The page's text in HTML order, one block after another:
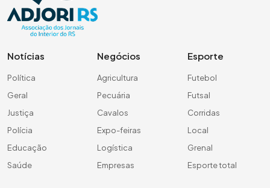
Notícias
Política
Geral
Justiça
Polícia
Educação
Saúde
Negócios
Agricultura
Pecuária
Cavalos
Expo-feiras
Logística
Empresas
Esporte
Futebol
Futsal
Corridas
Local
Grenal
Esporte total